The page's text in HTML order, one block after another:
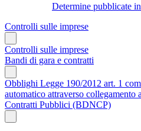
Determine pubblicate
Controlli sulle imprese
Controlli sulle imprese
Bandi di gara e contratti
Obblighi Legge 190/2012 art. 1
automatico attraverso
Contratti Pubblici (BDNCP)